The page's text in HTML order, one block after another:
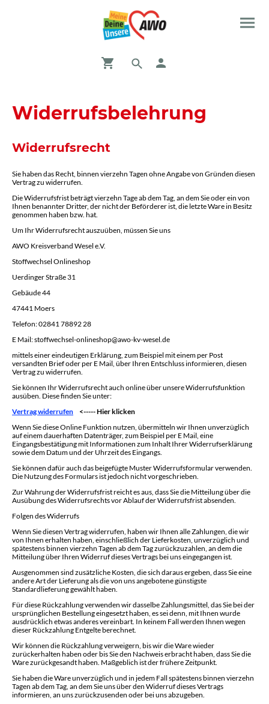
Widerrufsbelehrung
Widerrufsrecht
Sie haben das Recht, binnen vierzehn Tagen ohne Angabe von Gründen diesen
Vertrag zu widerrufen.
Die Widerrufsfrist beträgt vierzehn Tage ab dem Tag, an dem Sie oder ein von
Ihnen benannter Dritter, der nicht der Beförderer ist, die letzte Ware in Besitz
genommen haben bzw. hat.
Um Ihr Widerrufsrecht auszuüben, müssen Sie uns
AWO Kreisverband Wesel e.V.
Stoffwechsel Onlineshop
Uerdinger Straße 31
Gebäude 44
47441 Moers
Telefon: 02841 78892 28
E Mail: stoffwechsel-onlineshop@awo-kv-wesel.de
mittels einer eindeutigen Erklärung, zum Beispiel mit einem per Post
versandten Brief oder per E Mail, über Ihren Entschluss informieren, diesen
Vertrag zu widerrufen.
Sie können Ihr Widerrufsrecht auch online über unsere Widerrufsfunktion
ausüben. Diese finden Sie unter:
Vertrag widerrufen
<----- Hier klicken
Wenn Sie diese Online Funktion nutzen, übermitteln wir Ihnen unverzüglich
auf einem dauerhaften Datenträger, zum Beispiel per E Mail, eine
Eingangsbestätigung mit Informationen zum Inhalt Ihrer Widerrufserklärung
sowie dem Datum und der Uhrzeit des Eingangs.
Sie können dafür auch das beigefügte Muster Widerrufsformular verwenden.
Die Nutzung des Formulars ist jedoch nicht vorgeschrieben.
Zur Wahrung der Widerrufsfrist reicht es aus, dass Sie die Mitteilung über die
Ausübung des Widerrufsrechts vor Ablauf der Widerrufsfrist absenden.
Folgen des Widerrufs
Wenn Sie diesen Vertrag widerrufen, haben wir Ihnen alle Zahlungen, die wir
von Ihnen erhalten haben, einschließlich der Lieferkosten, unverzüglich und
spätestens binnen vierzehn Tagen ab dem Tag zurückzuzahlen, an dem die
Mitteilung über Ihren Widerruf dieses Vertrags bei uns eingegangen ist.
Ausgenommen sind zusätzliche Kosten, die sich daraus ergeben, dass Sie eine
andere Art der Lieferung als die von uns angebotene günstigste
Standardlieferung gewählt haben.
Für diese Rückzahlung verwenden wir dasselbe Zahlungsmittel, das Sie bei der
ursprünglichen Bestellung eingesetzt haben, es sei denn, mit Ihnen wurde
ausdrücklich etwas anderes vereinbart. In keinem Fall werden Ihnen wegen
dieser Rückzahlung Entgelte berechnet.
Wir können die Rückzahlung verweigern, bis wir die Ware wieder
zurückerhalten haben oder bis Sie den Nachweis erbracht haben, dass Sie die
Ware zurückgesandt haben. Maßgeblich ist der frühere Zeitpunkt.
Sie haben die Ware unverzüglich und in jedem Fall spätestens binnen vierzehn
Tagen ab dem Tag, an dem Sie uns über den Widerruf dieses Vertrags
informieren, an uns zurückzusenden oder bei uns abzugeben.